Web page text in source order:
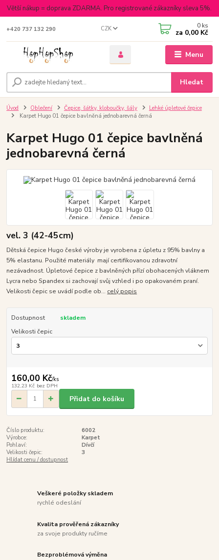
Větší nákup = doprava ZDARMA. Pro registrované zákazníky sleva 5%.
Menu
CZK
Hledat
+420 737 132 290 0 ks
za 0,00 Kč
Úvod Oblečení Čepice, šátky, kloboučky, šály
Lehké úpletové čepice
Karpet Hugo 01 čepice bavlněná jednobarevná černá
Karpet Hugo 01 čepice bavlněná
jednobarevná černá
vel. 3 (42-45cm)
Dětská čepice Hugo české výroby je vyrobena z úpletu z 95% bavlny a
5% elastanu. Použité materiály mají certifikovanou zdravotní
nezávadnost. Úpletové čepice z bavlněných přízí obohacených vláknem
Lycra nebo Spandex si zachovají svůj vzhled i po opakovaném praní.
Velikosti čepic se uvádí podle ob... celý popis
Dostupnost
skladem
Velikosti čepic
160,00 Kč/ks
132,23 Kč bez DPH
Přidat do košíku
Číslo produktu:
6002
Výrobce:
Karpet
Pohlaví:
Dívčí
Velikosti čepic:
3
Hlídat cenu / dostupnost
Veškeré položky skladem
rychlé odeslání
Kvalita prověřená zákazníky
za svoje produkty ručíme
Bezproblémová výměna